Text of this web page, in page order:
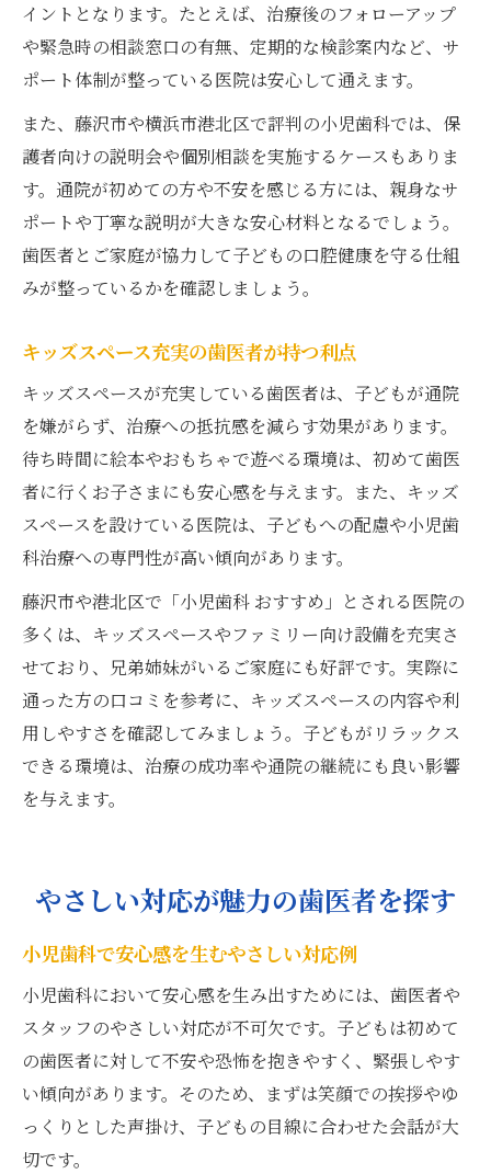
イントとなります。たとえば、治療後のフォローアップ
や緊急時の相談窓口の有無、定期的な検診案内など、サ
ポート体制が整っている医院は安心して通えます。
また、藤沢市や横浜市港北区で評判の小児歯科では、保
護者向けの説明会や個別相談を実施するケースもありま
す。通院が初めての方や不安を感じる方には、親身なサ
ポートや丁寧な説明が大きな安心材料となるでしょう。
歯医者とご家庭が協力して子どもの口腔健康を守る仕組
みが整っているかを確認しましょう。
キッズスペース充実の歯医者が持つ利点
キッズスペースが充実している歯医者は、子どもが通院
を嫌がらず、治療への抵抗感を減らす効果があります。
待ち時間に絵本やおもちゃで遊べる環境は、初めて歯医
者に行くお子さまにも安心感を与えます。また、キッズ
スペースを設けている医院は、子どもへの配慮や小児歯
科治療への専門性が高い傾向があります。
藤沢市や港北区で「小児歯科 おすすめ」とされる医院の
多くは、キッズスペースやファミリー向け設備を充実さ
せており、兄弟姉妹がいるご家庭にも好評です。実際に
通った方の口コミを参考に、キッズスペースの内容や利
用しやすさを確認してみましょう。子どもがリラックス
できる環境は、治療の成功率や通院の継続にも良い影響
を与えます。
やさしい対応が魅力の歯医者を探す
小児歯科で安心感を生むやさしい対応例
小児歯科において安心感を生み出すためには、歯医者や
スタッフのやさしい対応が不可欠です。子どもは初めて
の歯医者に対して不安や恐怖を抱きやすく、緊張しやす
い傾向があります。そのため、まずは笑顔での挨拶やゆ
っくりとした声掛け、子どもの目線に合わせた会話が大
切です。